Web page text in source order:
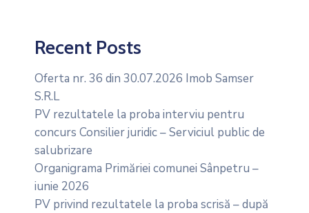
Recent Posts
Oferta nr. 36 din 30.07.2026 Imob Samser
S.R.L
PV rezultatele la proba interviu pentru
concurs Consilier juridic – Serviciul public de
salubrizare
Organigrama Primăriei comunei Sânpetru –
iunie 2026
PV privind rezultatele la proba scrisă – după